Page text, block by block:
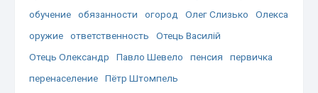
обучение
обязанности огород Олег Слизько
Олекса
оружие
ответственность
Отець Василій
Отець Олександр
Павло Шевело пенсия
первичка
перенаселение
Пётр Штомпель